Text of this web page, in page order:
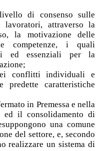
di consenso sulle
attraverso la
la motivazione delle
competenze, i quali
ed essenziali per la
conflitti individuali e
caratteristiche
in Premessa e nella
ed il consolidamento di
una comune
del settore, e, secondo
realizzare un sistema di